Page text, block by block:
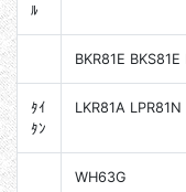
ﾙ
BKR81E
ﾀｲ
ﾀﾝ
LKR81A LPR81N
WH63G